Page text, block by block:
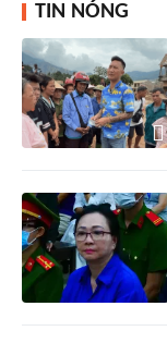
TIN NÓNG